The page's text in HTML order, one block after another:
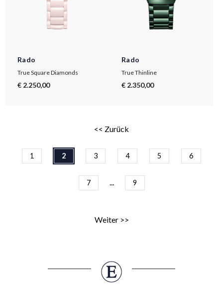
Rado
True Square Diamonds
€ 2.250,00
Rado
True Thinline
€ 2.350,00
<< Zurück
1 2 3 4 5 6
7 ... 9
Weiter >>